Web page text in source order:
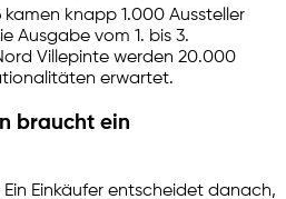
knapp 1.000 Aussteller
Ausgabe vom 1. bis 3.
Villepinte werden 20.000
erwartet.
braucht ein
Einkäufer entscheidet danach,